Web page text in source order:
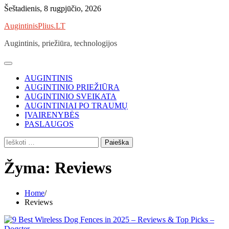
Skip
content
Šeštadienis, 8 rugpjūčio, 2026
AugintinisPlius.LT
Augintinis, priežiūra, technologijos
AUGINTINIS
AUGINTINIO PRIEŽIŪRA
AUGINTINIO SVEIKATA
AUGINTINIAI PO TRAUMŲ
ĮVAIRENYBĖS
PASLAUGOS
Ieškoti:
Žyma: Reviews
Home
Reviews